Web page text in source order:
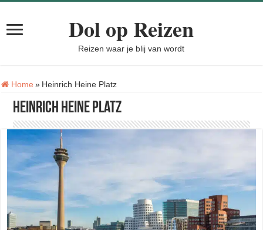
Dol op Reizen
Reizen waar je blij van wordt
Home » Tag:
Heinrich Heine Platz
Heinrich Heine Platz